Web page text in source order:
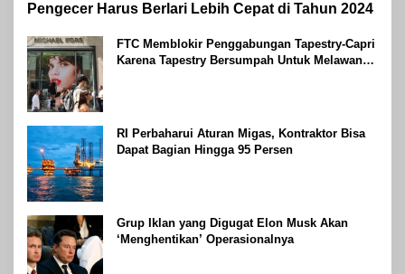
Pengecer Harus Berlari Lebih Cepat di Tahun 2024
FTC Memblokir Penggabungan Tapestry-Capri
Karena Tapestry Bersumpah Untuk Melawan
RI Perbaharui Aturan Migas, Kontraktor Bisa
Dapat Bagian Hingga 95 Persen
Grup Iklan yang Digugat Elon Musk Akan
‘Menghentikan’ Operasionalnya